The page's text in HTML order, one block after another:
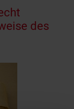
des